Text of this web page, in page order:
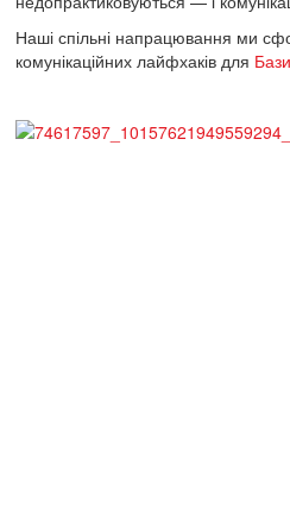
Наші спільні напрацювання ми
комунікаційних лайфхаків для